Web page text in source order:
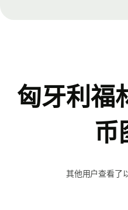
匈牙利福
币
其他用户查看了